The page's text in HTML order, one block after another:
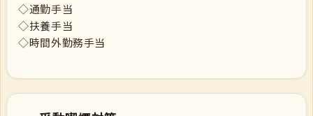
◇通勤手当
◇扶養手当
◇時間外勤務手当